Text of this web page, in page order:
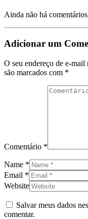
Ainda não há
Adicionar um
O seu endereço de e-mail
são marcados com *
Comentário *
Name *
Email *
Website
Salvar meus dados
comentar.